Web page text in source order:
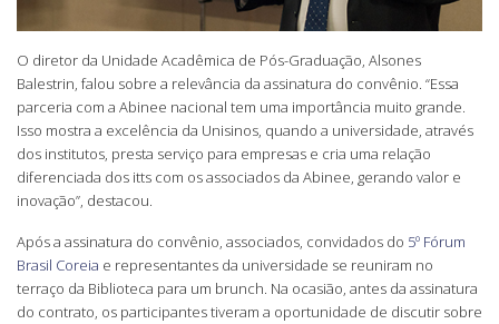
O diretor da Unidade Acadêmica de Pós-Graduação, Alsones
Balestrin, falou sobre a relevância da assinatura do convênio. “Essa
parceria com a Abinee nacional tem uma importância muito grande.
Isso mostra a excelência da Unisinos, quando a universidade, através
dos institutos, presta serviço para empresas e cria uma relação
diferenciada dos itts com os associados da Abinee, gerando valor e
inovação”, destacou.
Após a assinatura do convênio, associados, convidados do 5º Fórum
Brasil Coreia e representantes da universidade se reuniram no
terraço da Biblioteca para um brunch. Na ocasião, antes da assinatura
do contrato, os participantes tiveram a oportunidade de discutir sobre